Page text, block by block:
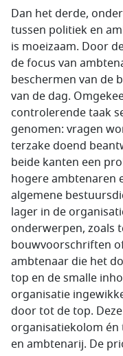
Dan het derde,
tussen politiek en
is moeizaam. Door
de focus van
beschermen van de
van de dag.
controlerende taak
genomen: vragen
terzake doend
beide kanten een
hogere ambtenaren
algemene
lager in de
onderwerpen, zoals
bouwvoorschriften
ambtenaar die het
top en de smalle
organisatie
door tot de top.
organisatiekolom
en ambtenarij. De